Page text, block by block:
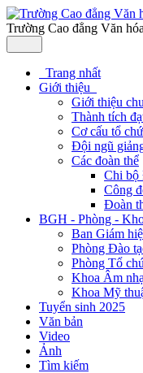
Trường Cao đẳng Văn
Trang nhất
Giới thiệu
Giới thiệu
Thành tích
Cơ cấu tổ
Đội ngũ
Các đoàn thể
Chi bộ
Công
Đoàn
BGH - Phòng -
Ban Giám
Phòng Đào
Phòng Tổ
Khoa Âm
Khoa Mỹ
Tuyển sinh 2025
Văn bản
Video
Ảnh
Tìm kiếm